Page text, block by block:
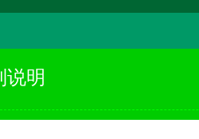
说明